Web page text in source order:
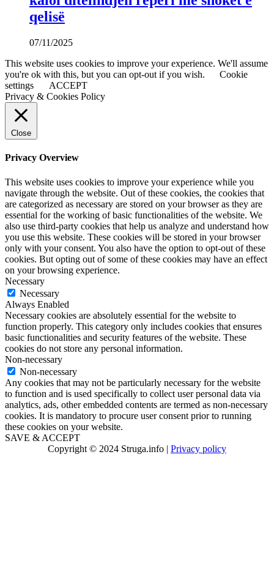
qelisë
07/11/2025
This website uses cookies to improve your experience. We'll assume
you're ok with this, but you can opt-out if you wish.
Cookie
settings
ACCEPT
Privacy & Cookies Policy
Close
Privacy Overview
This website uses cookies to improve your experience while you
navigate through the website. Out of these cookies, the cookies that
are categorized as necessary are stored on your browser as they are
essential for the working of basic functionalities of the website. We
also use third-party cookies that help us analyze and understand how
you use this website. These cookies will be stored in your browser
only with your consent. You also have the option to opt-out of these
cookies. But opting out of some of these cookies may have an effect
on your browsing experience.
Necessary
Necessary
Always Enabled
Necessary cookies are absolutely essential for the website to
function properly. This category only includes cookies that ensures
basic functionalities and security features of the website. These
cookies do not store any personal information.
Non-necessary
Non-necessary
Any cookies that may not be particularly necessary for the website
to function and is used specifically to collect user personal data via
analytics, ads, other embedded contents are termed as non-necessary
cookies. It is mandatory to procure user consent prior to running
these cookies on your website.
SAVE & ACCEPT
Copyright © 2024 Struga.info | Privacy policy